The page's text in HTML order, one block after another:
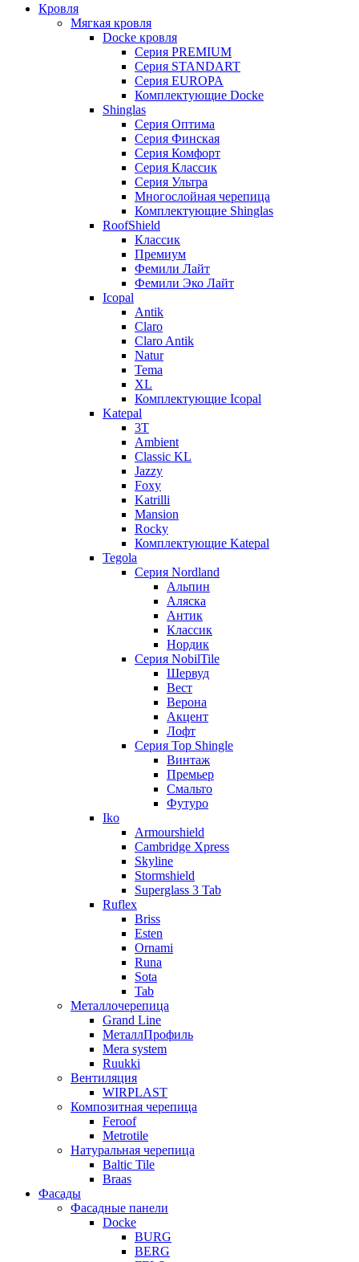
Кровля
Мягкая кровля
Docke кровля
Серия PREMIUM
Серия STANDART
Серия EUROPA
Комплектующие Docke
Shinglas
Серия Оптима
Серия Финская
Серия Комфорт
Серия Классик
Серия Ультра
Многослойная черепица
Комплектующие Shinglas
RoofShield
Классик
Премиум
Фемили Лайт
Фемили Эко Лайт
Icopal
Antik
Claro
Claro Antik
Natur
Tema
XL
Комплектующие Icopal
Katepal
3T
Ambient
Classic KL
Jazzy
Foxy
Katrilli
Mansion
Rocky
Комплектующие Katepal
Tegola
Серия Nordland
Альпин
Аляска
Антик
Классик
Нордик
Серия NobilTile
Шервуд
Вест
Верона
Акцент
Лофт
Серия Top Shingle
Винтаж
Премьер
Смальто
Футуро
Iko
Armourshield
Cambridge Xpress
Skyline
Stormshield
Superglass 3 Tab
Ruflex
Briss
Esten
Ornami
Runa
Sota
Tab
Металлочерепица
Grand Line
МеталлПрофиль
Mera system
Ruukki
Вентиляция
WIRPLAST
Композитная черепица
Feroof
Metrotile
Натуральная черепица
Baltic Tile
Braas
Фасады
Фасадные панели
Docke
BURG
BERG